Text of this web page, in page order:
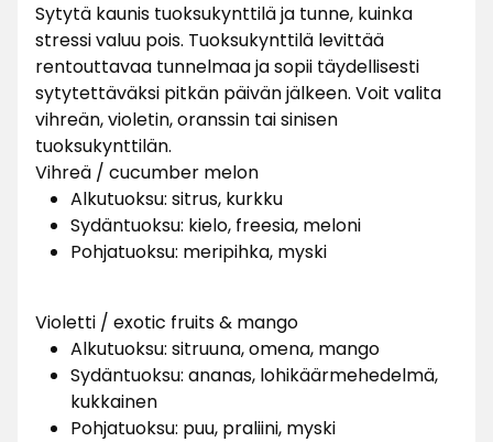
Sytytä kaunis tuoksukynttilä ja tunne, kuinka
stressi valuu pois. Tuoksukynttilä levittää
rentouttavaa tunnelmaa ja sopii täydellisesti
sytytettäväksi pitkän päivän jälkeen. Voit valita
vihreän, violetin, oranssin tai sinisen
tuoksukynttilän.
Vihreä / cucumber melon
Alkutuoksu: sitrus, kurkku
Sydäntuoksu: kielo, freesia, meloni
Pohjatuoksu: meripihka, myski
Violetti / exotic fruits & mango
Alkutuoksu: sitruuna, omena, mango
Sydäntuoksu: ananas, lohikäärmehedelmä,
kukkainen
Pohjatuoksu: puu, praliini, myski